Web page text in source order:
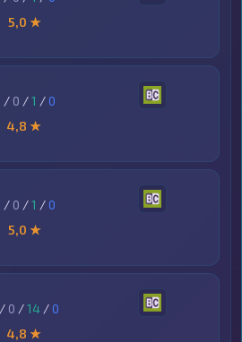
5,0 ★
/ 0 /1 /0
4,8 ★
/ 0 /1 /0
5,0 ★
/ 0 /14 /0
4,8 ★